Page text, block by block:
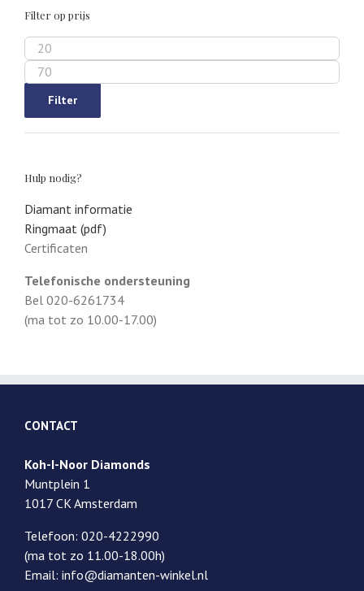
Filter op prijs
Min.
prijs
Max.
prijs
Filter
Hulp nodig?
Diamant informatie
Ringmaat (pdf)
Certificaten
Telefonische ondersteuning
Bel 020-6261734
(ma tot zo 10.00-17.00)
CONTACT
Koh-I-Noor Diamonds
Muntplein 1
1017 CK Amsterdam
Telefoon: 020-4222990
(ma tot zo 11.00-18.00h)
Email: info@diamanten-winkel.nl